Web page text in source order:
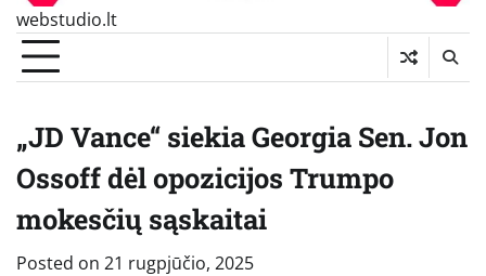
webstudio.lt
„JD Vance“ siekia Georgia Sen. Jon
Ossoff dėl opozicijos Trumpo
mokesčių sąskaitai
Posted on 21 rugpjūčio, 2025